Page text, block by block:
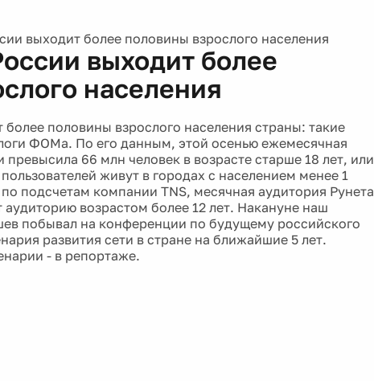
выходит более половины взрослого населения
выходит более
населения
половины взрослого населения страны: такие
ФОМа. По его данным, этой осенью ежемесячная
превысила 66 млн человек в возрасте старше 18 лет, или
живут в городах с населением менее 1
подсчетам компании TNS, месячная аудитория Рунета
аудиторию возрастом более 12 лет. Накануне наш
побывал на конференции по будущему российского
развития сети в стране на ближайшие 5 лет.
- в репортаже.